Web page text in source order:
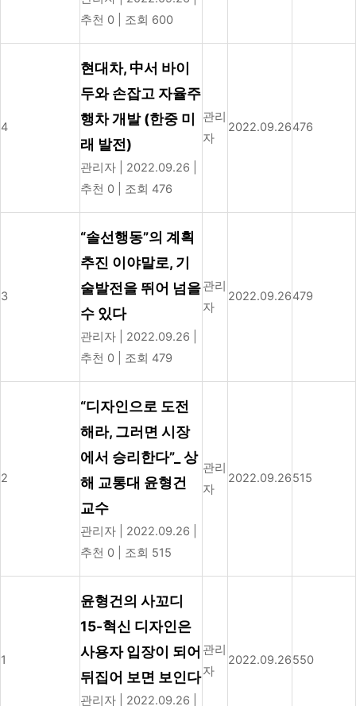
추천 0
조회 600
4
현대차, 中서 바이
두와 손잡고 자율주
행차 개발 (한중 미
래 발전)
관리자 2022.09.26
추천 0
조회 476
관리
자
2022.09.26476
3
“솔선행동”의 계획
추진 이야말로, 기
술발전을 뛰어 넘을
수 있다
관리자 2022.09.26
추천 0
조회 479
관리
자
2022.09.26479
2
“디자인으로 도전
해라, 그러면 시장
에서 승리한다”_ 상
해 교통대 윤형건
교수
관리자 2022.09.26
추천 0
조회 515
관리
자
2022.09.26515
1
윤형건의 사꼬디
15-혁신 디자인은
사용자 입장이 되어
뒤집어 보면 보인다
관리자 2022.09.26
관리
자
2022.09.26550